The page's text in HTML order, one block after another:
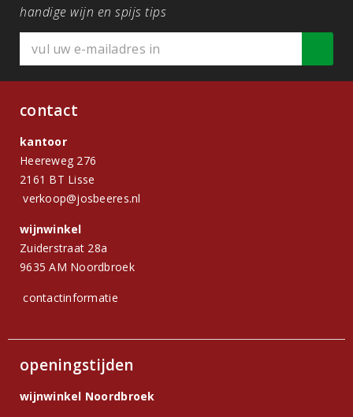
handige wijn en spijs tips
contact
kantoor
Heereweg 276
2161 BT Lisse
verkoop@josbeeres.nl
wijnwinkel
Zuiderstraat 28a
9635 AM Noordbroek
contactinformatie
openingstijden
wijnwinkel Noordbroek